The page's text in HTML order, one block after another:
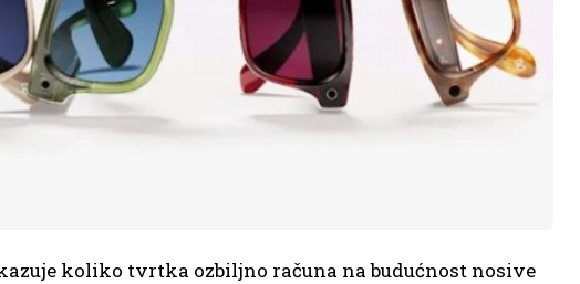
koliko tvrtka ozbiljno računa na budućnost nosive